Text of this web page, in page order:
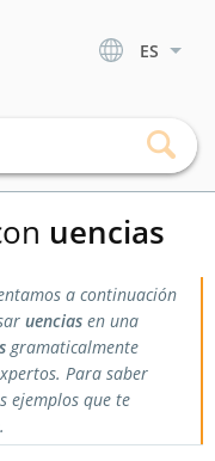
ES
uencias
a continuación
uencias en una
gramaticalmente
Para saber
ejemplos que te